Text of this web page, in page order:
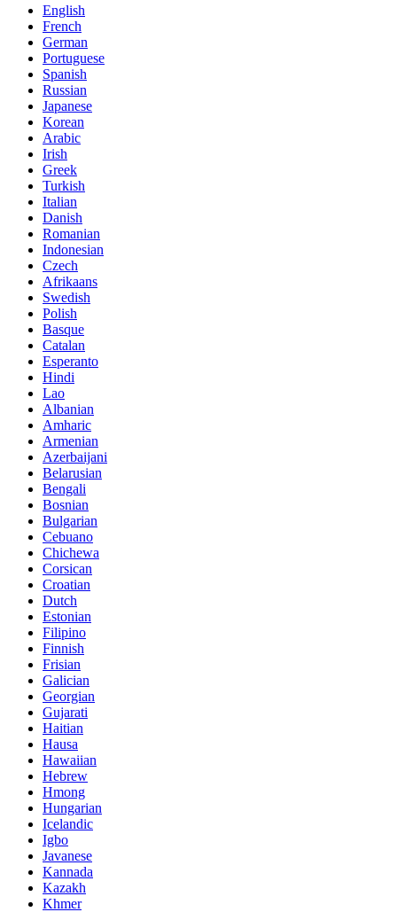
English
French
German
Portuguese
Spanish
Russian
Japanese
Korean
Arabic
Irish
Greek
Turkish
Italian
Danish
Romanian
Indonesian
Czech
Afrikaans
Swedish
Polish
Basque
Catalan
Esperanto
Hindi
Lao
Albanian
Amharic
Armenian
Azerbaijani
Belarusian
Bengali
Bosnian
Bulgarian
Cebuano
Chichewa
Corsican
Croatian
Dutch
Estonian
Filipino
Finnish
Frisian
Galician
Georgian
Gujarati
Haitian
Hausa
Hawaiian
Hebrew
Hmong
Hungarian
Icelandic
Igbo
Javanese
Kannada
Kazakh
Khmer